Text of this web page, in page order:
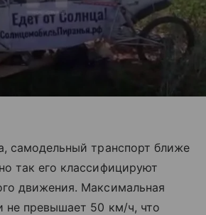
самодельный транспорт ближе
так его классифицируют
движения. Максимальная
не превышает 50 км/ч, что